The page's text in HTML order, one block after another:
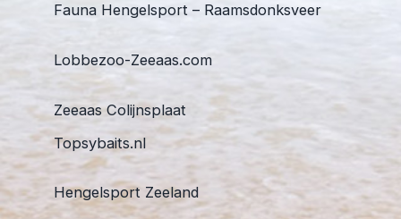
Fauna Hengelsport – Raamsdonksveer
Lobbezoo-Zeeaas.com
Zeeaas Colijnsplaat
Topsybaits.nl
Hengelsport Zeeland